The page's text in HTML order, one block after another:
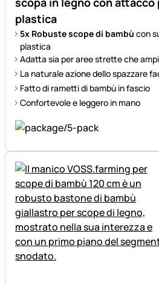
plastica
5x Robuste scope di bambù con
plastica
Adatta sia per aree strette che
La naturale azione dello spazzare
Fatto di rametti di bambù in fascio
Confortevole e leggero in mano